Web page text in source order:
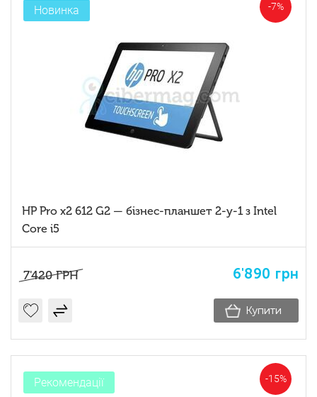
-7%
Новинка
HP Pro x2 612 G2 — бізнес-планшет 2-у-1 з Intel
Core i5
7'420 ГРН 6'890 грн
Купити
-15%
Рекомендації